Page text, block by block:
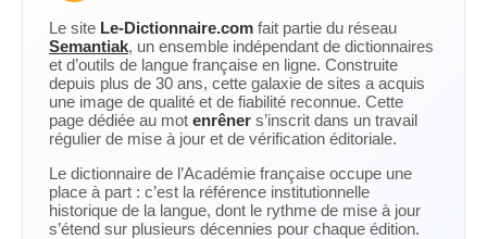
Le site Le-Dictionnaire.com fait partie du réseau
Semantiak, un ensemble indépendant de dictionnaires
et d’outils de langue française en ligne. Construite
depuis plus de 30 ans, cette galaxie de sites a acquis
une image de qualité et de fiabilité reconnue. Cette
page dédiée au mot enrêner s’inscrit dans un travail
régulier de mise à jour et de vérification éditoriale.
Le dictionnaire de l’Académie française occupe une
place à part : c’est la référence institutionnelle
historique de la langue, dont le rythme de mise à jour
s’étend sur plusieurs décennies pour chaque édition.